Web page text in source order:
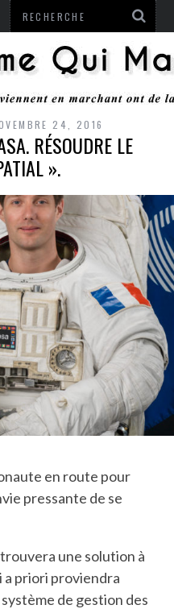
24, 2016
RÉSOUDRE LE
».
en route pour
pressante de se
une solution à
a priori proviendra
de gestion des